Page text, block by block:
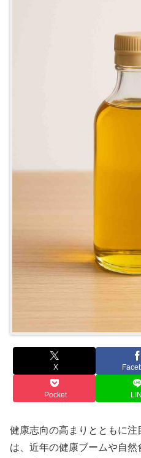
X
Pocket
健康志向の高まりとともに
は、近年の健康ブームや自